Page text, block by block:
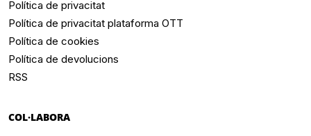
Política de privacitat
Política de privacitat plataforma OTT
Política de cookies
Política de devolucions
RSS
COL·LABORA